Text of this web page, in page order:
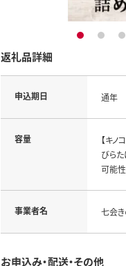
1 2 3
返礼品詳細
申込期日 通年
容量
【キノ
びら
可能性
事業者名 七会
お申込み・配送・その他